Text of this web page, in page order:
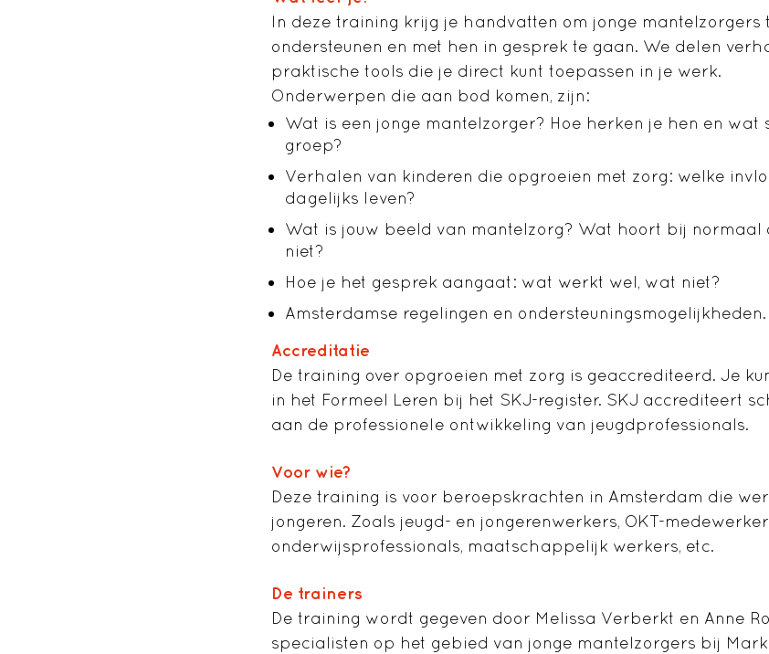
In deze training krijg je handvatten om jonge mantelzorgers
ondersteunen en met hen in gesprek te gaan. We delen
praktische tools die je direct kunt toepassen in je werk.
Onderwerpen die aan bod komen, zijn:
Wat is een jonge mantelzorger? Hoe herken je hen en wat
groep?
Verhalen van kinderen die opgroeien met zorg: welke
dagelijks leven?
Wat is jouw beeld van mantelzorg? Wat hoort bij normaal
niet?
Hoe je het gesprek aangaat: wat werkt wel, wat niet?
Amsterdamse regelingen en ondersteuningsmogelijkheden.
Accreditatie
De training over opgroeien met zorg is geaccrediteerd. Je
in het Formeel Leren bij het SKJ-register. SKJ accrediteert
aan de professionele ontwikkeling van jeugdprofessionals.
Voor wie?
Deze training is voor beroepskrachten in Amsterdam die
jongeren. Zoals jeugd- en jongerenwerkers, OKT-
onderwijsprofessionals, maatschappelijk werkers, etc.
De trainers
De training wordt gegeven door Melissa Verberkt en Anne
specialisten op het gebied van jonge mantelzorgers bij